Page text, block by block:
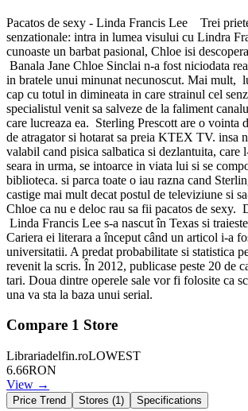
Pacatos de sexy - Linda Francis Lee Trei
senzationale: intra in lumea visului cu Lindra
cunoaste un barbat pasional, Chloe isi
Banala Jane Chloe Sinclai n-a fost niciodata
in bratele unui minunat necunoscut. Mai mult,
cap cu totul in dimineata in care strainul cel
specialistul venit sa salveze de la faliment
care lucreaza ea. Sterling Prescott are o vointa
de atragator si hotarat sa preia KTEX TV. insa
valabil cand pisica salbatica si dezlantuita, care
seara in urma, se intoarce in viata lui si se
biblioteca. si parca toate o iau razna cand
castige mai mult decat postul de televiziune si
Chloe ca nu e deloc rau sa fii pacatos de sexy.
Linda Francis Lee s-a nascut în Texas si
Cariera ei literara a început când un articol i-a
universitatii. A predat probabilitate si statistica
revenit la scris. În 2012, publicase peste 20 de
tari. Doua dintre operele sale vor fi folosite ca
una va sta la baza unui serial.
Compare 1 Store
Librariadelfin.roLOWEST
6.66RON
View →
Price Trend Stores (1) Specifications